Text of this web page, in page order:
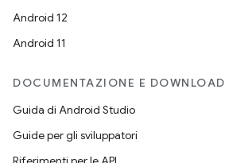
Android 12
Android 11
DOCUMENTAZIONE E DOWNLOAD
Guida di Android Studio
Guide per gli sviluppatori